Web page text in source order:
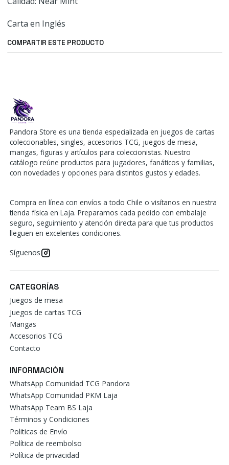
Carta en Inglés
COMPARTIR ESTE PRODUCTO
Pandora Store es una tienda especializada en juegos de cartas
coleccionables, singles, accesorios TCG, juegos de mesa,
mangas, figuras y artículos para coleccionistas. Nuestro
catálogo reúne productos para jugadores, fanáticos y familias,
con novedades y opciones para distintos gustos y edades.
Compra en línea con envíos a todo Chile o visítanos en nuestra
tienda física en Laja. Preparamos cada pedido con embalaje
seguro, seguimiento y atención directa para que tus productos
lleguen en excelentes condiciones.
Síguenos
CATEGORÍAS
Juegos de mesa
Juegos de cartas TCG
Mangas
Accesorios TCG
Contacto
INFORMACIÓN
WhatsApp Comunidad TCG Pandora
WhatsApp Comunidad PKM Laja
WhatsApp Team BS Laja
Términos y Condiciones
Politicas de Envío
Política de reembolso
Política de privacidad